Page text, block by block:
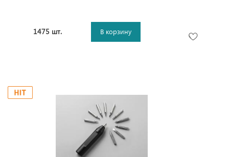
1475 шт. В корзину